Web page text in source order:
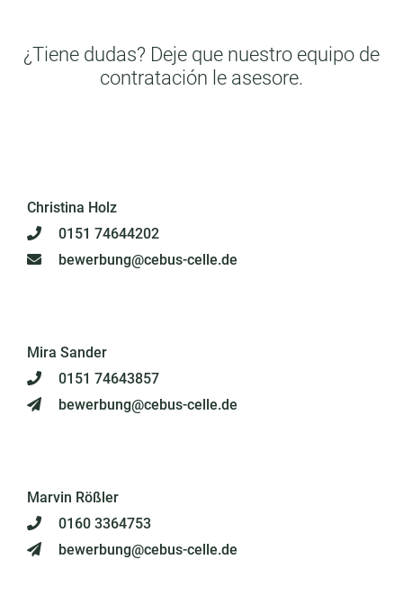
¿Tiene dudas? Deje que nuestro equipo de
contratación le asesore.
Christina Holz
0151 74644202
bewerbung@cebus-celle.de
Mira Sander
0151 74643857
bewerbung@cebus-celle.de
Marvin Rößler
0160 3364753
bewerbung@cebus-celle.de